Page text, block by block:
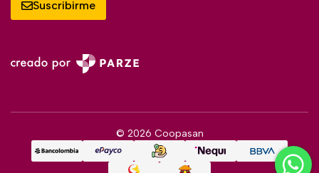
Suscribirme
© 2026 Coopasan